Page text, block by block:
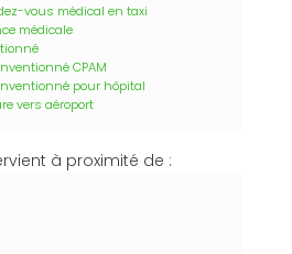
vous médical en taxi
médicale
CPAM
pour hôpital
vers aéroport
à proximité de :